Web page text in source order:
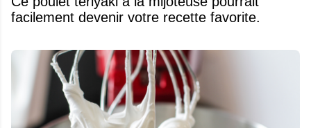
facilement devenir votre recette favorite.